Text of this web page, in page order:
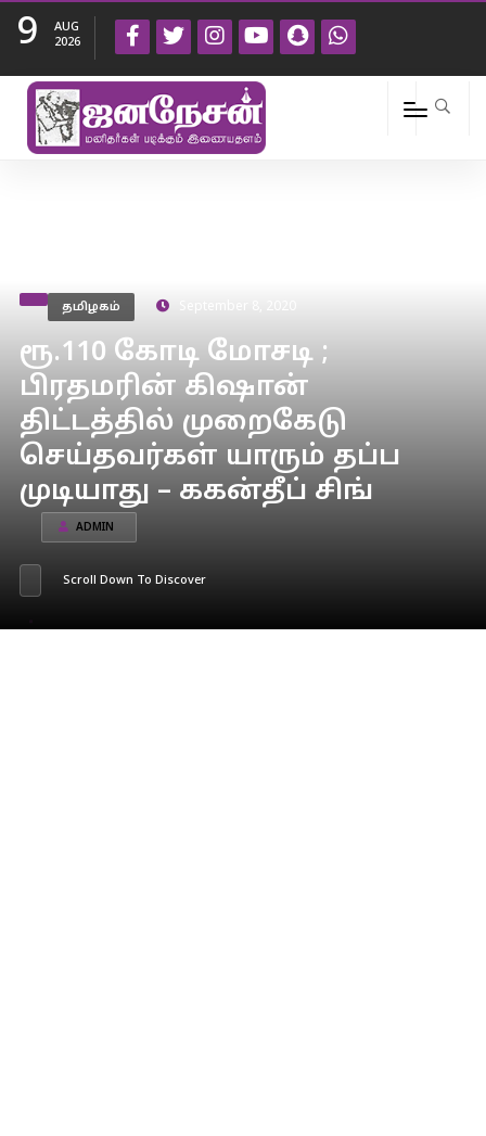
9
AUG
2026
தமிழகம்
ரூ.110 கோடி மோசடி ;
பிரதமரின் கிஷான்
திட்டத்தில் முறைகேடு
செய்தவர்கள் யாரும் தப்ப
முடியாது – ககன்தீப் சிங்
ADMIN
Scroll Down To Discover